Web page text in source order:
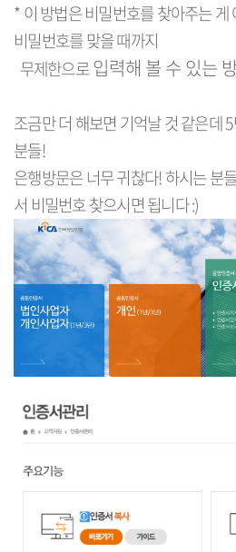
* 이 방법은 비밀번호를 찾아주는
비밀번호를 맞을 때까지
무제한으로입력해 볼 수 있는
조금만 더 해보면 기억날 것 같은데
분들!
은행방문은 너무 귀찮다! 하시는 분
서 비밀번호 찾으시면 됩니다 :)